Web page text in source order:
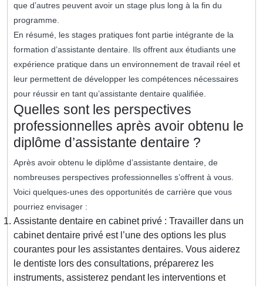
que d’autres peuvent avoir un stage plus long à la fin du
programme.
En résumé, les stages pratiques font partie intégrante de la
formation d’assistante dentaire. Ils offrent aux étudiants une
expérience pratique dans un environnement de travail réel et
leur permettent de développer les compétences nécessaires
pour réussir en tant qu’assistante dentaire qualifiée.
Quelles sont les perspectives
professionnelles après avoir obtenu le
diplôme d’assistante dentaire ?
Après avoir obtenu le diplôme d’assistante dentaire, de
nombreuses perspectives professionnelles s’offrent à vous.
Voici quelques-unes des opportunités de carrière que vous
pourriez envisager :
Assistante dentaire en cabinet privé : Travailler dans un
cabinet dentaire privé est l’une des options les plus
courantes pour les assistantes dentaires. Vous aiderez
le dentiste lors des consultations, préparerez les
instruments, assisterez pendant les interventions et